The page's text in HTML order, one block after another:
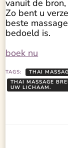
vanuit de
Zo bent u
beste
bedoeld is.
boek nu
TAGS:
THAI
THAI MASSAGE
UW LICHAAM.